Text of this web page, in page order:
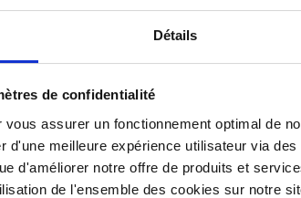
Détails
de confidentialité
assurer un fonctionnement optimal de
d'une meilleure expérience utilisateur via
d'améliorer notre offre de produits et
de l'ensemble des cookies sur notre
Documents
référence 841413.Câble
180°C.Sonde Ø 3 mm.
agroalimentaire,